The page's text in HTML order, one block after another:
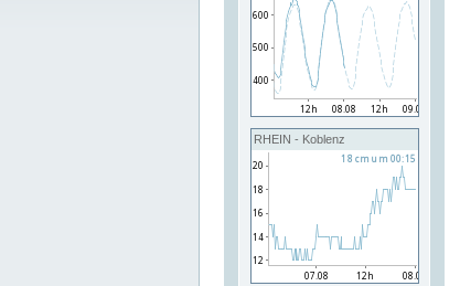
RHEIN - Koblenz